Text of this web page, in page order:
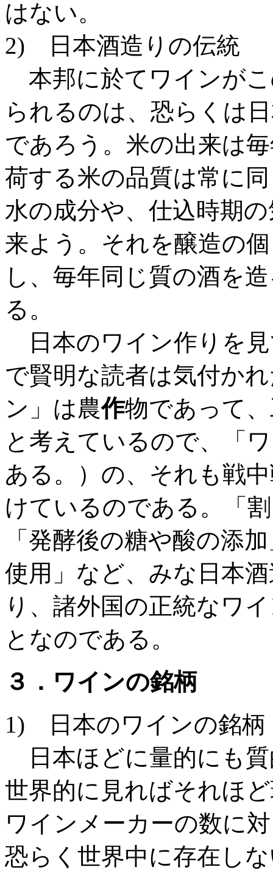
はない。
2) 日本酒造りの伝統
本邦に於てワインが
られるのは、恐らくは
であろう。米の出来は
荷する米の品質は常に
水の成分や、仕込時期
来よう。それを醸造の
し、毎年同じ質の酒を
る。
日本のワイン作りを
で賢明な読者は気付か
ン」は農作物であって
と考えているので、「
ある。）の、それも戦
けているのである。「
「発酵後の糖や酸の添
使用」など、みな日本
り、諸外国の正統なワ
となのである。
３．ワインの銘柄
1) 日本のワインの銘柄
日本ほどに量的にも
世界的に見ればそれほ
ワインメーカーの数に
恐らく世界中に存在し